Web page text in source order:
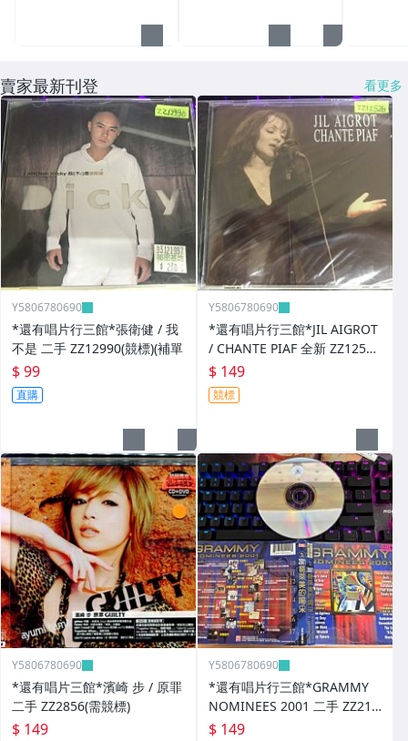
賣家最新刊登 看更多
Y5806780690
*還有唱片行三館*張衛健 / 我
不是 二手 ZZ12990(競標)(補單
$ 99
直購
Y5806780690
*還有唱片行三館*JIL AIGROT
/ CHANTE PIAF 全新 ZZ12526
(競標)
$ 149
競標
Y5806780690
*還有唱片三館*濱崎 步 / 原罪
二手 ZZ2856(需競標)
$ 149
Y5806780690
*還有唱片行三館*GRAMMY
NOMINEES 2001 二手 ZZ214
03
$ 149